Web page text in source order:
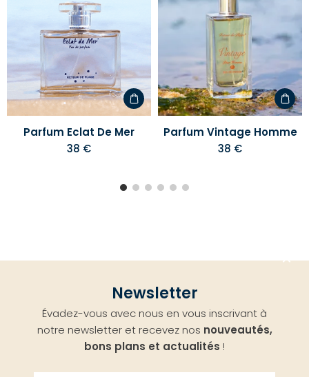
Ajouter
d'envies
Parfum Eclat De Mer
38 €
votre
Parfum Vintage Homme
38 €
Newsletter
Évadez-vous avec nous en vous inscrivant à
notre newsletter et recevez nos nouveautés,
bons plans et actualités !